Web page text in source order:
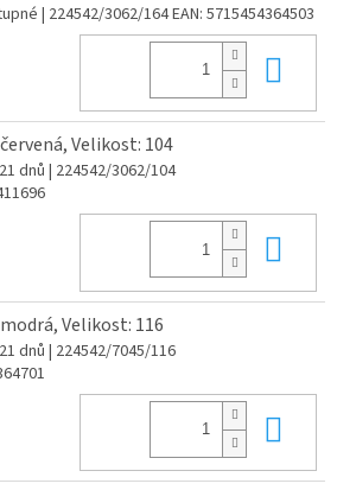
| 224542/3062/164EAN: 5715454364503
Velikost: 104
dnů| 224542/3062/104
Velikost: 116
dnů| 224542/7045/116